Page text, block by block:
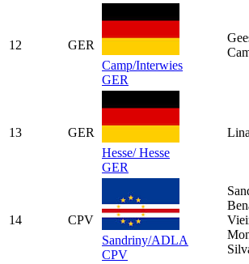
12
GER
Camp/Interwies
GER
13
GER
Hesse/ Hesse
GER
14
CPV
Sandriny/ADLA
CPV